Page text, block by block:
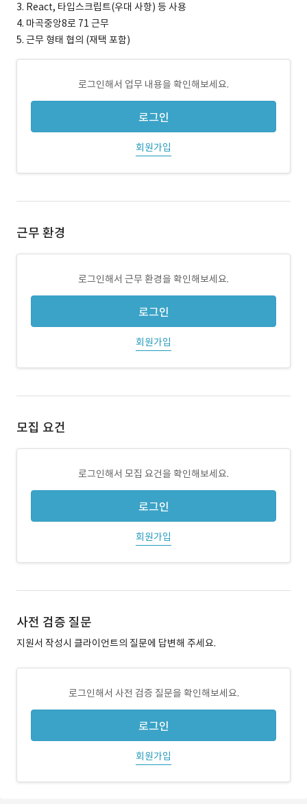
3. React, 타입스크립트(우대 사항) 등 사용
4. 마곡중앙8로 71 근무
5. 근무 형태 협의 (재택 포함)
로그인해서 업무 내용을 확인해보세요.
로그인
회원가입
근무 환경
로그인해서 근무 환경을 확인해보세요.
로그인
회원가입
모집 요건
로그인해서 모집 요건을 확인해보세요.
로그인
회원가입
사전 검증 질문
지원서 작성시 클라이언트의 질문에 답변해 주세요.
로그인해서 사전 검증 질문을 확인해보세요.
로그인
회원가입